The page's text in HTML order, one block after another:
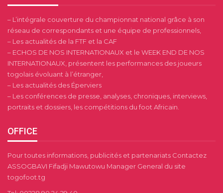
– L’intégrale couverture du championnat national grâce à son
réseau de correspondants et une équipe de professionnels,
– Les actualités de la FTF et la CAF
– ECHOS DE NOS INTERNATIONAUX et le WEEK END DE NOS
INTERNATIONAUX, présentent les performances des joueurs
togolais évoluant à l’étranger,
– Les actualités des Éperviers
– Les conférences de presse, analyses, chroniques, interviews,
portraits et dossiers, les compétitions du foot Africain.
OFFICE
Pour toutes informations, publicités et partenariats Contactez
ASSOGBAVI Fifadji Mawutowu Manager General du site
togofoot.tg